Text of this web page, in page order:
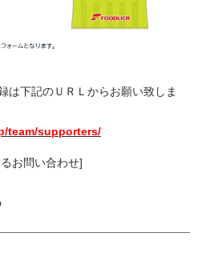
は下記のＵＲＬからお願い致しま
team/supporters/
お問い合わせ]